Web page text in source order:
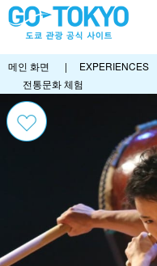
메인 화면 | EXPERIENCES
전통문화 체험